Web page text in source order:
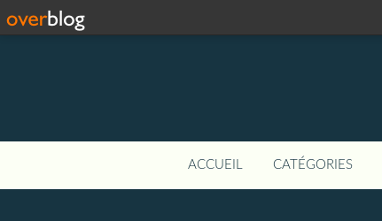
ACCUEIL CATÉGORIES